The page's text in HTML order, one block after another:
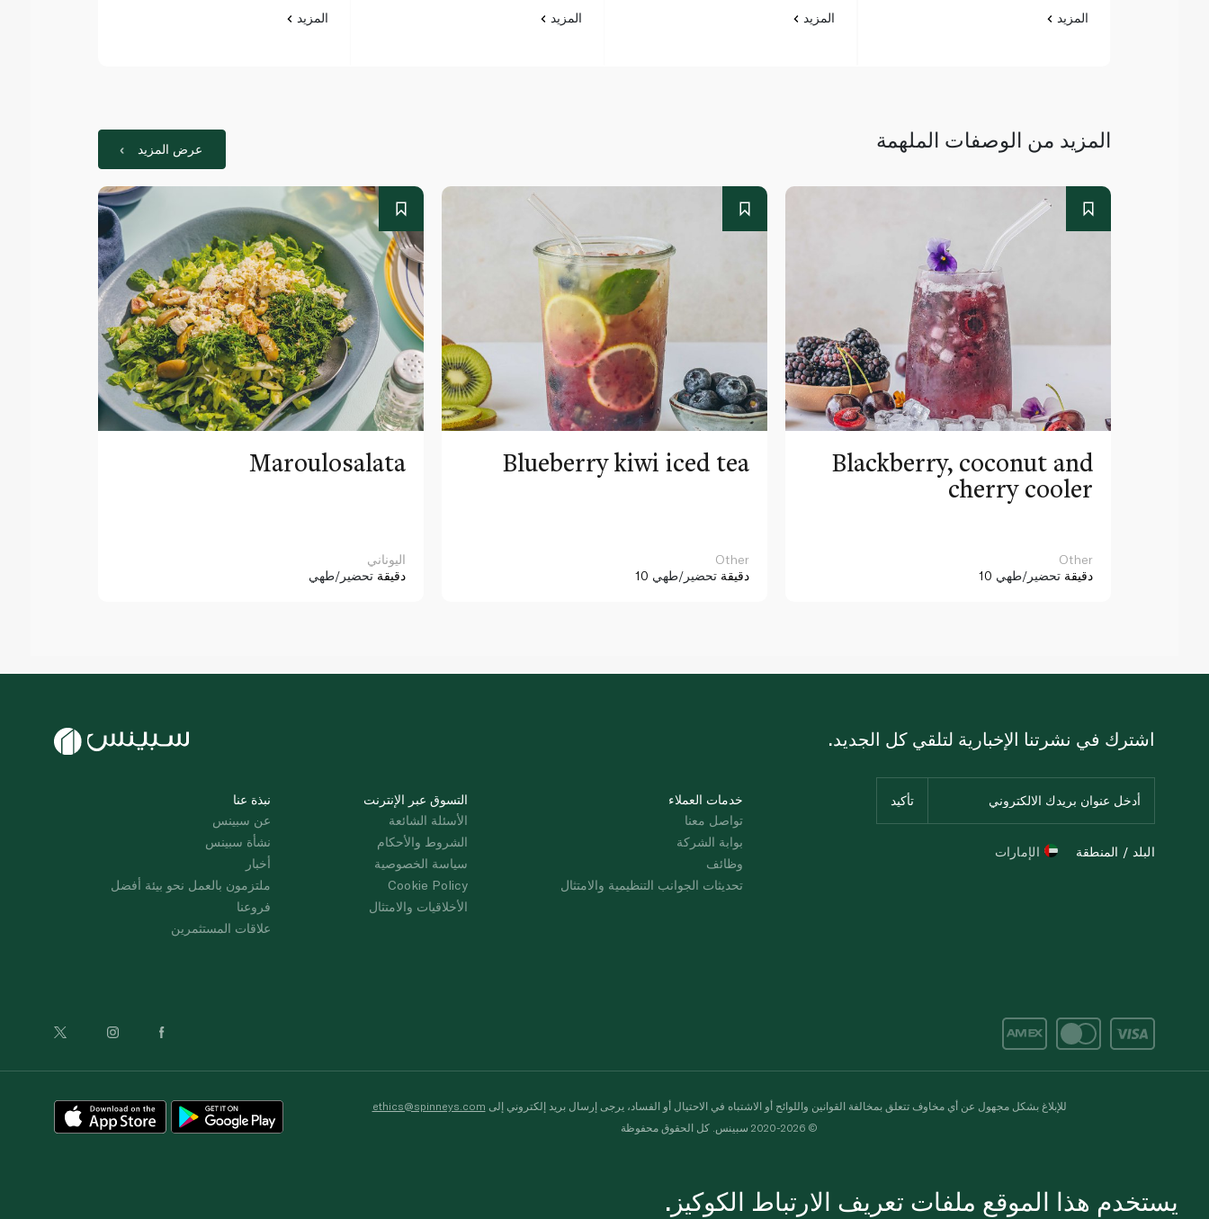
المزيد المزيد المزيد المزيد
المزيد من الوصفات الملهمة عرض المزيد
Maroulosalata
اليوناني
دقيقة تحضير/طهي
Blueberry kiwi iced tea
Other
10 دقيقة تحضير/طهي
Blackberry, coconut and
cherry cooler
Other
10 دقيقة تحضير/طهي
نبذة عنا
عن سبينس
نشأة سبينس
أخبار
ملتزمون بالعمل نحو بيئة أفضل
فروعنا
علاقات المستثمرين
التسوق عبر الإنترنت
الأسئلة الشائعة
الشروط والأحكام
سياسة الخصوصية
Cookie Policy
الأخلاقيات والامتثال
خدمات العملاء
تواصل معنا
بوابة الشركة
وظائف
تحديثات الجوانب التنظيمية والامتثال
اشترك في نشرتنا الإخبارية لتلقي كل الجديد.
البلد / المنطقة الإمارات
للإبلاغ بشكل مجهول عن أي مخاوف تتعلق بمخالفة القوانين واللوائح أو الاشتباه في الاحتيال أو الفساد، يرجى إرسال بريد إلكتروني إلى ethics@spinneys.com
© 2020-2026 سبينس. كل الحقوق محفوظة
يستخدم هذا الموقع ملفات تعريف الارتباط الكوكيز.